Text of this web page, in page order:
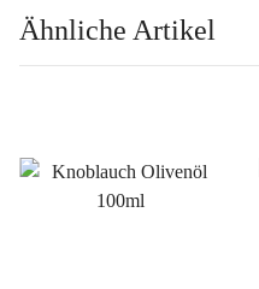
Ähnliche Artikel